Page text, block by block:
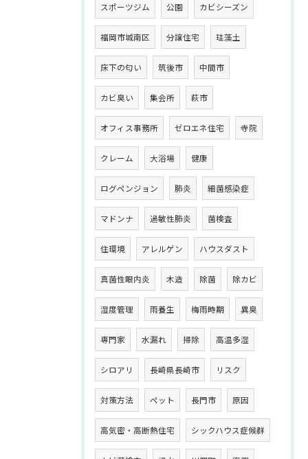
スポーツジム 公園 カビシーズン
福岡市城南区 分譲住宅 珪藻土
床下の匂い 筑後市 中間市
カビ臭い 集会所 萩市
オフィス事務所 ゼロエネ住宅 寺院
クレーム 大浴場 健康
ログペンジョン 肺炎 細菌感染症
マドンナ 過敏性肺炎 菌検査
住環境 アレルゲン ハウスダスト
真菌性眼内炎 木造 除菌 除カビ
湿度管理 雨養生 梅雨時期 異臭
専門家 水漏れ 掃除 高温多湿
シロアリ 長崎県長崎市 リスク
対策方法 ペット 長門市 原因
高気密・高断熱住宅 シックハウス症候群